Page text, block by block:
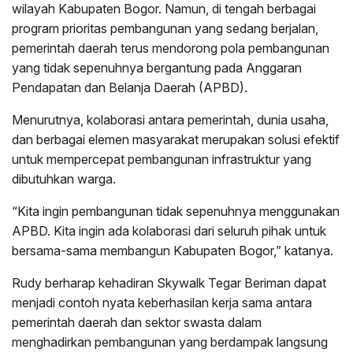
wilayah Kabupaten Bogor. Namun, di tengah berbagai
program prioritas pembangunan yang sedang berjalan,
pemerintah daerah terus mendorong pola pembangunan
yang tidak sepenuhnya bergantung pada Anggaran
Pendapatan dan Belanja Daerah (APBD).
Menurutnya, kolaborasi antara pemerintah, dunia usaha,
dan berbagai elemen masyarakat merupakan solusi efektif
untuk mempercepat pembangunan infrastruktur yang
dibutuhkan warga.
“Kita ingin pembangunan tidak sepenuhnya menggunakan
APBD. Kita ingin ada kolaborasi dari seluruh pihak untuk
bersama-sama membangun Kabupaten Bogor,” katanya.
Rudy berharap kehadiran Skywalk Tegar Beriman dapat
menjadi contoh nyata keberhasilan kerja sama antara
pemerintah daerah dan sektor swasta dalam
menghadirkan pembangunan yang berdampak langsung